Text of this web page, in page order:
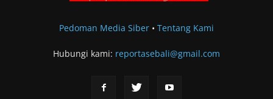
Pedoman Media Siber• Tentang Kami
Hubungi kami: reportasebali@gmail.com